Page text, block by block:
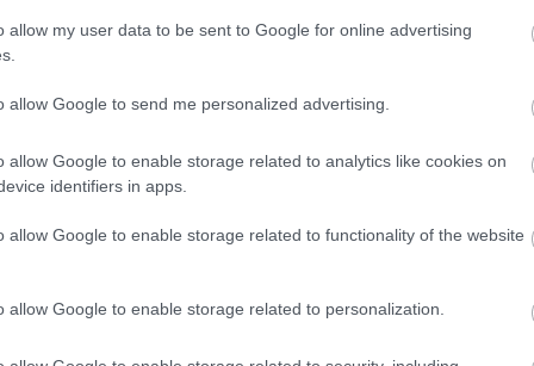
allow my user data to be sent to Google for online advertising
allow Google to send me personalized advertising.
allow Google to enable storage related to analytics like cookies on
identifiers in apps.
allow Google to enable storage related to functionality of the website
allow Google to enable storage related to personalization.